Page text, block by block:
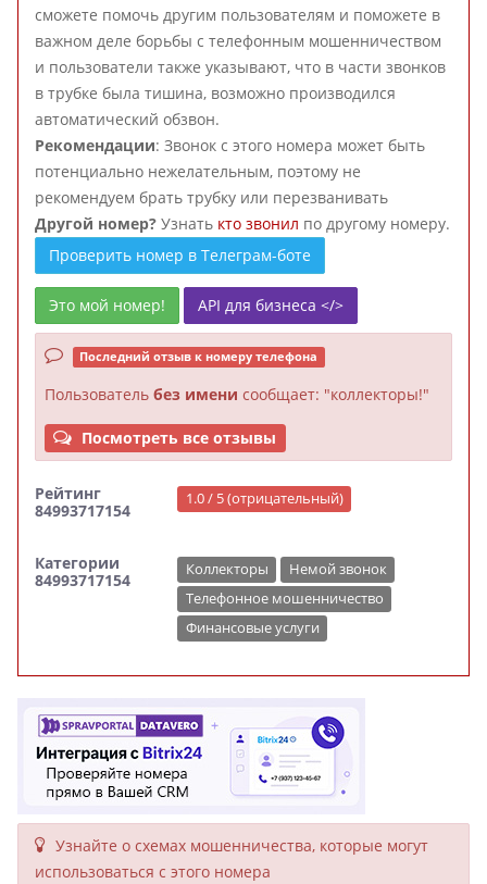
сможете помочь другим пользователям и поможете в
важном деле борьбы с телефонным мошенничеством
и пользователи также указывают, что в части звонков
в трубке была тишина, возможно производился
автоматический обзвон.
Рекомендации: Звонок с этого номера может быть
потенциально нежелательным, поэтому не
рекомендуем брать трубку или перезванивать
Другой номер? Узнать кто звонил по другому номеру.
Проверить номер в Телеграм-боте
Это мой номер! API для бизнеса </>
Последний отзыв к номеру телефона
Пользователь без имени сообщает: "коллекторы!"
Посмотреть все отзывы
Рейтинг
84993717154
1.0 / 5 (отрицательный)
Категории
84993717154
Коллекторы
Немой звонок
Телефонное мошенничество
Финансовые услуги
Узнайте о схемах мошенни­чества, кото­рые могут
исполь­зоваться с этого номера